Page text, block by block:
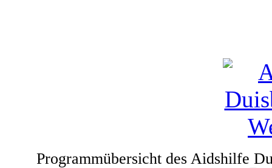
Programmübersicht des Aidshilfe